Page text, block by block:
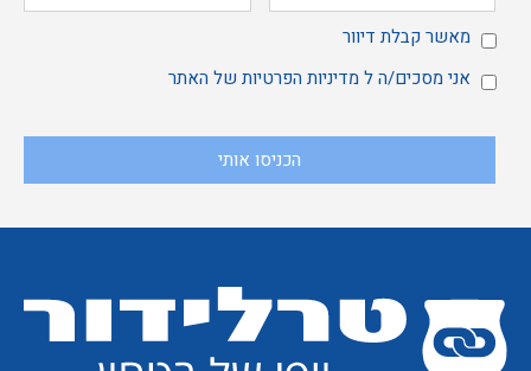
מאשר
קבלת
מאשר קבלת דיוור
אני
אני מסכים/ה ל מדיניות הפרטיות של האתר
הכניסו אותי